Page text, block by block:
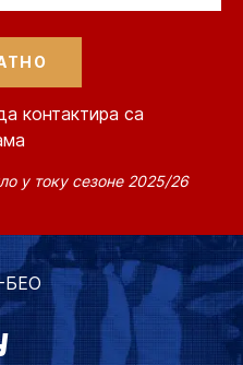
контактира са
у току сезоне 2025/26